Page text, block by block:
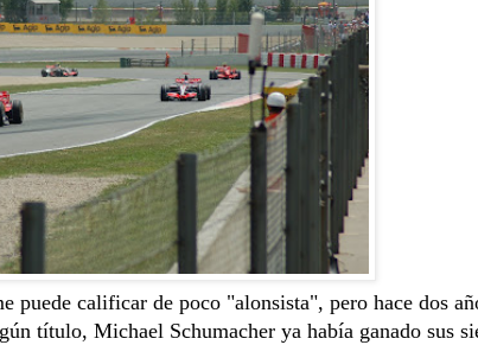
puede calificar de poco "alonsista", pero hace dos
título, Michael Schumacher ya había ganado sus